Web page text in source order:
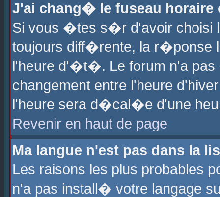
J'ai chang� le fuseau horaire
Si vous �tes s�r d'avoir choisi
toujours diff�rente, la r�ponse
l'heure d'�t�. Le forum n'a
changement entre l'heure
l'heure sera d�cal�e d'une
Revenir en haut de page
Ma langue n'est pas dans la
Les raisons les plus probables
n'a pas install� votre langage